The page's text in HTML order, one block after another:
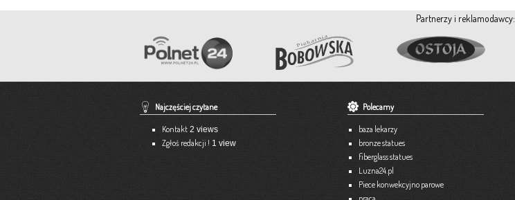
konsultacje dietetyczne – indywidualne plany żywieniowe dla
dorosłych, dzieci, młodzieży – poradnictwo żywieniowe w chorobach
Więcej...
Pracownia Krawiecka A-TEX
Partnerzy i reklamodawcy:
Najczęściej czytane
Kontakt 2 views
Zgłoś redakcji ! 1 view
Polecamy
baza lekarzy
bronze statues
fiberglass statues
Luzna24.pl
Piece konwekcyjno parowe